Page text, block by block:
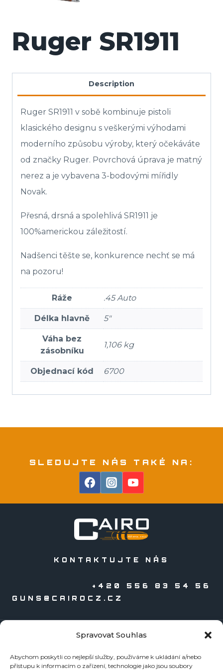
Spravovat Souhlas
Abychom poskytli co nejlepší služby, používáme k ukládání a/nebo
přístupu k informacím o zařízení, technologie jako jsou soubory
Ruger SR1911
Description
Ruger SR1911 v sobě kombinuje pistoli
klasického designu s veškerými výhodami
moderního způsobu výroby, který očekáváte
od značky Ruger. Povrchová úprava je matný
nerez a je vybavena 3-bodovými mířidly
Novak.
Přesná, drsná a spolehlivá SR1911 je
100%americkou záležitostí.
Nadšenci těšte se, konkurence nechť se má
na pozoru!
Ráže .45 Auto
Délka hlavně 5″
Váha bez
zásobníku
1,106 kg
Objednací kód 6700
SLEDUJTE NÁS TAKÉ NA:
KONTAKTUJTE NÁS
+420 556 83 54 56
GUNS@CAIROCZ.CZ
Zbraně